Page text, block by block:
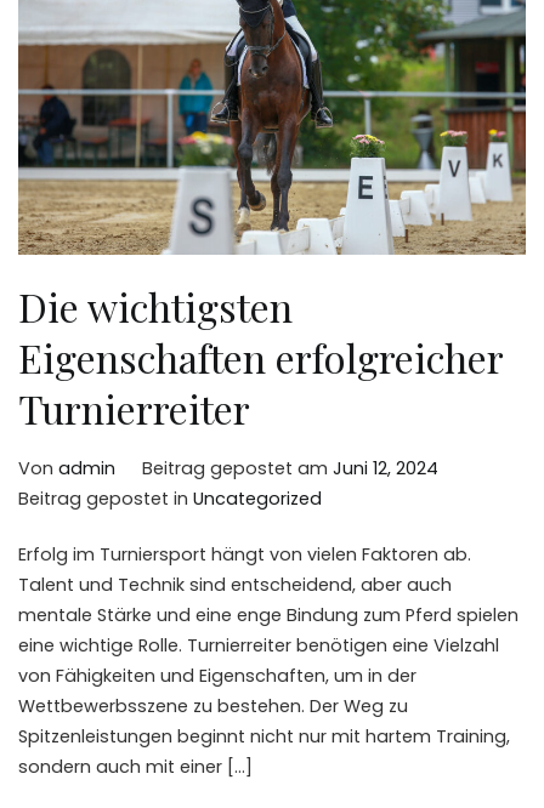
Die wichtigsten
Eigenschaften erfolgreicher
Turnierreiter
Von admin Beitrag gepostet am Juni 12, 2024
Beitrag gepostet in Uncategorized
Erfolg im Turniersport hängt von vielen Faktoren ab.
Talent und Technik sind entscheidend, aber auch
mentale Stärke und eine enge Bindung zum Pferd spielen
eine wichtige Rolle. Turnierreiter benötigen eine Vielzahl
von Fähigkeiten und Eigenschaften, um in der
Wettbewerbsszene zu bestehen. Der Weg zu
Spitzenleistungen beginnt nicht nur mit hartem Training,
sondern auch mit einer […]